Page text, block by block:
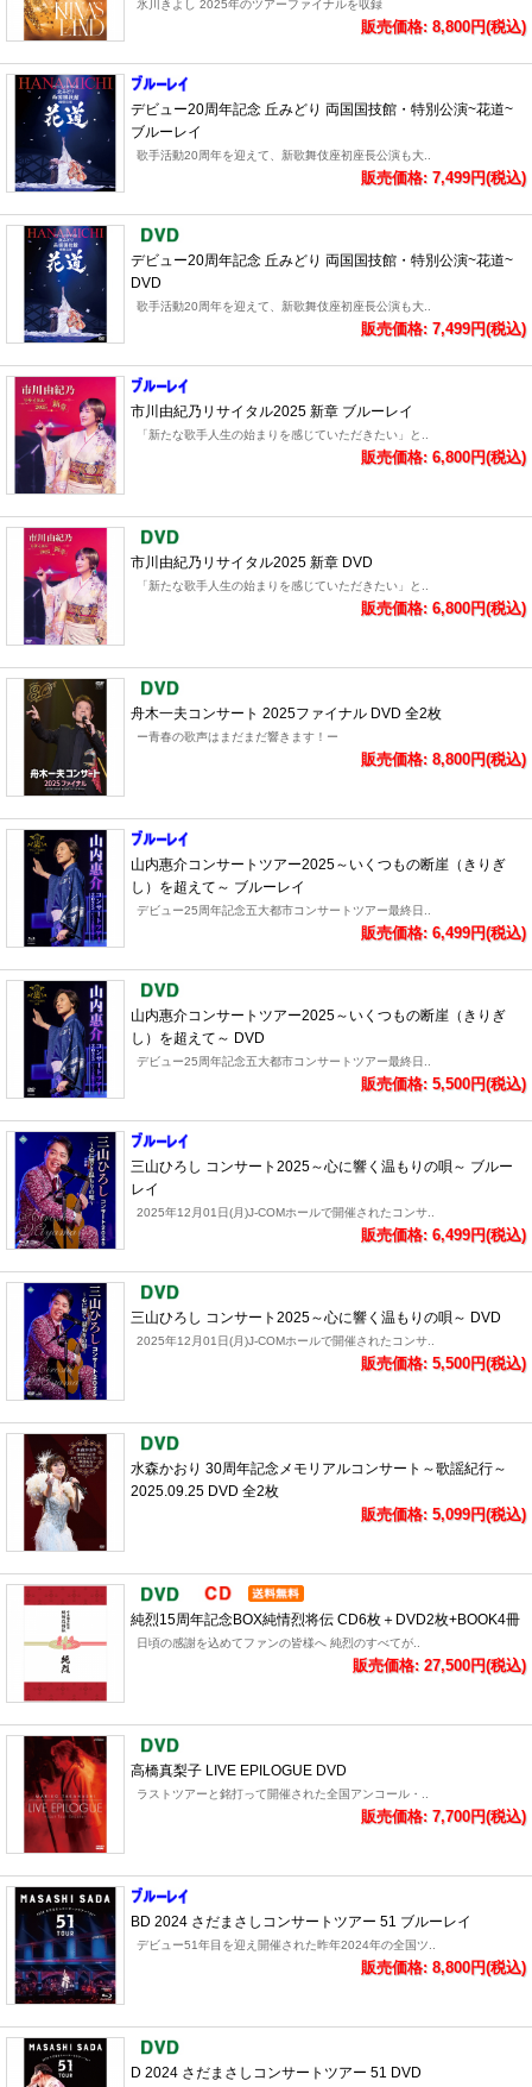
氷川きよし 2025年のツアーファイナルを収録
販売価格: 8,800円(税込)
デビュー20周年記念 丘みどり 両国国技館・特別公演~花道~
ブルーレイ
歌手活動20周年を迎えて、新歌舞伎座初座長公演も大..
販売価格: 7,499円(税込)
デビュー20周年記念 丘みどり 両国国技館・特別公演~花道~
DVD
歌手活動20周年を迎えて、新歌舞伎座初座長公演も大..
販売価格: 7,499円(税込)
市川由紀乃リサイタル2025 新章 ブルーレイ
「新たな歌手人生の始まりを感じていただきたい」と..
販売価格: 6,800円(税込)
市川由紀乃リサイタル2025 新章 DVD
「新たな歌手人生の始まりを感じていただきたい」と..
販売価格: 6,800円(税込)
舟木一夫コンサート 2025ファイナル DVD 全2枚
ー青春の歌声はまだまだ響きます！ー
販売価格: 8,800円(税込)
山内惠介コンサートツアー2025～いくつもの断崖（きりぎ
し）を超えて～ ブルーレイ
デビュー25周年記念五大都市コンサートツアー最終日..
販売価格: 6,499円(税込)
山内惠介コンサートツアー2025～いくつもの断崖（きりぎ
し）を超えて～ DVD
デビュー25周年記念五大都市コンサートツアー最終日..
販売価格: 5,500円(税込)
三山ひろし コンサート2025～心に響く温もりの唄～ ブルー
レイ
2025年12月01日(月)J-COMホールで開催されたコンサ..
販売価格: 6,499円(税込)
三山ひろし コンサート2025～心に響く温もりの唄～ DVD
2025年12月01日(月)J-COMホールで開催されたコンサ..
販売価格: 5,500円(税込)
水森かおり 30周年記念メモリアルコンサート～歌謡紀行～
2025.09.25 DVD 全2枚
販売価格: 5,099円(税込)
純烈15周年記念BOX純情烈将伝 CD6枚＋DVD2枚+BOOK4冊
日頃の感謝を込めてファンの皆様へ 純烈のすべてが..
販売価格: 27,500円(税込)
高橋真梨子 LIVE EPILOGUE DVD
ラストツアーと銘打って開催された全国アンコール・..
販売価格: 7,700円(税込)
BD 2024 さだまさしコンサートツアー 51 ブルーレイ
デビュー51年目を迎え開催された昨年2024年の全国ツ..
販売価格: 8,800円(税込)
D 2024 さだまさしコンサートツアー 51 DVD